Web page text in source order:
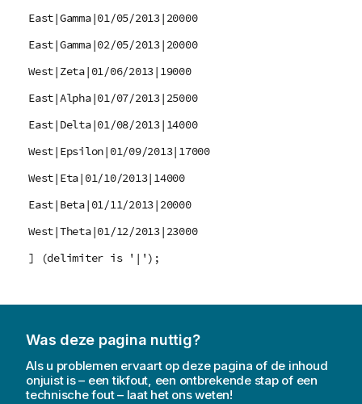
East|Gamma|01/05/2013|20000
East|Gamma|02/05/2013|20000
West|Zeta|01/06/2013|19000
East|Alpha|01/07/2013|25000
East|Delta|01/08/2013|14000
West|Epsilon|01/09/2013|17000
West|Eta|01/10/2013|14000
East|Beta|01/11/2013|20000
West|Theta|01/12/2013|23000
] (delimiter is '|');
Was deze pagina nuttig?
Als u problemen ervaart op deze pagina of de inhoud
onjuist is – een tikfout, een ontbrekende stap of een
technische fout – laat het ons weten!